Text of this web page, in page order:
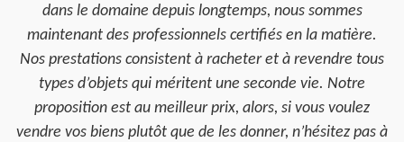
dans le domaine depuis longtemps, nous sommes
maintenant des professionnels certifiés en la matière.
Nos prestations consistent à racheter et à revendre tous
types d’objets qui méritent une seconde vie. Notre
proposition est au meilleur prix, alors, si vous voulez
vendre vos biens plutôt que de les donner, n’hésitez pas à